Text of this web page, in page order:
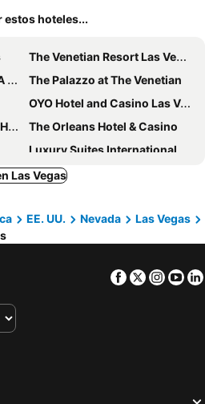
estos hoteles...
The Venetian Resort Las Vegas
The Palazzo at The Venetian
OYO Hotel and Casino Las Vegas
The Orleans Hotel & Casino
Luxury Suites International at The Signature
The Berkley, Las Vegas
Silver Sevens Hotel & Casino
Four Queens Hotel and Casino
Plaza Hotel & Casino
Las Vegas
EE. UU. Nevada
Las Vegas
Facebook
Twitter